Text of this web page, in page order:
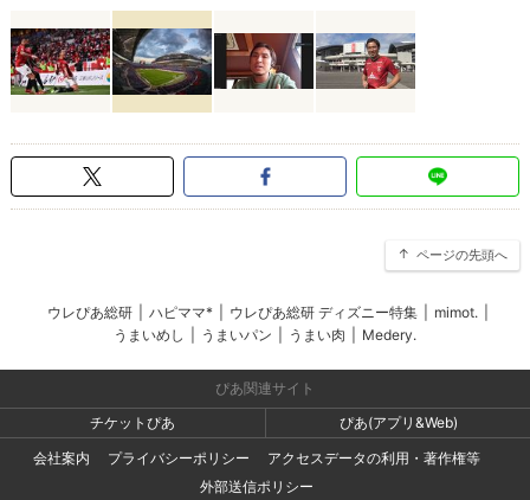
ページの先頭へ
ウレぴあ総研 ハピママ* ウレぴあ総研 ディズニー特集 mimot.
うまいめし
うまいパン うまい肉 Medery.
ぴあ関連サイト
チケットぴあ
ぴあ(アプリ&Web)
会社案内
プライバシーポリシー
アクセスデータの利用・著作権等
外部送信ポリシー